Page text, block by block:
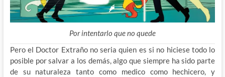
Por intentarlo que no quede
Pero el Doctor Extraño no seria quien es si no hiciese todo lo
posible por salvar a los demás, algo que siempre ha sido parte
de su naturaleza tanto como medico como hechicero, y